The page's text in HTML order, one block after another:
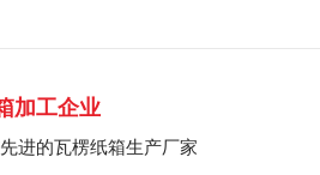
加工企业
进的瓦楞纸箱生产厂家